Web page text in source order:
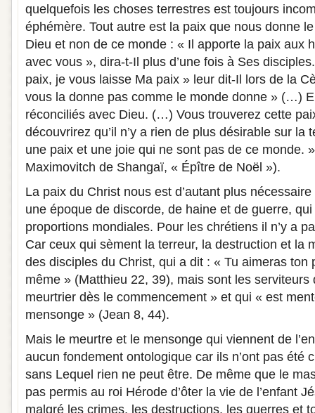
quelquefois les choses terrestres est toujours
éphémère. Tout autre est la paix que nous donne
Dieu et non de ce monde : « Il apporte la paix aux
avec vous », dira-t-Il plus d’une fois à Ses
paix, je vous laisse Ma paix » leur dit-Il lors de la
vous la donne pas comme le monde donne » (…)
réconciliés avec Dieu. (…) Vous trouverez cette
découvrirez qu’il n’y a rien de plus désirable sur la
une paix et une joie qui ne sont pas de ce monde.
Maximovitch de Shangaï, « Épître de Noël »).
La paix du Christ nous est d’autant plus
une époque de discorde, de haine et de guerre,
proportions mondiales. Pour les chrétiens il n’y a
Car ceux qui sèment la terreur, la destruction et la
des disciples du Christ, qui a dit : « Tu aimeras ton
même » (Matthieu 22, 39), mais sont les serviteurs
meurtrier dès le commencement » et qui « est
mensonge » (Jean 8, 44).
Mais le meurtre et le mensonge qui viennent de
aucun fondement ontologique car ils n’ont pas été
sans Lequel rien ne peut être. De même que le
pas permis au roi Hérode d’ôter la vie de l’enfant
malgré les crimes, les destructions, les guerres et